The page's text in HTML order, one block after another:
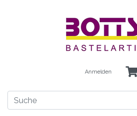
Anmelden